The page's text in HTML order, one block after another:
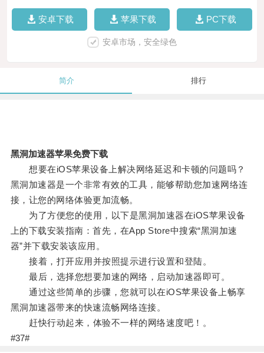
安卓下载 苹果下载 PC下载
安卓市场，安全绿色
简介 排行
黑洞加速器苹果免费下载
想要在iOS苹果设备上解决网络延迟和卡顿的问题吗？
黑洞加速器是一个非常有效的工具，能够帮助您加速网络连
接，让您的网络体验更加流畅。
为了方便您的使用，以下是黑洞加速器在iOS苹果设备
上的下载安装指南：首先，在App Store中搜索“黑洞加速
器”并下载安装该应用。
接着，打开应用并按照提示进行设置和登陆。
最后，选择您想要加速的网络，启动加速器即可。
通过这些简单的步骤，您就可以在iOS苹果设备上畅享
黑洞加速器带来的快速流畅网络连接。
赶快行动起来，体验不一样的网络速度吧！。
#37#